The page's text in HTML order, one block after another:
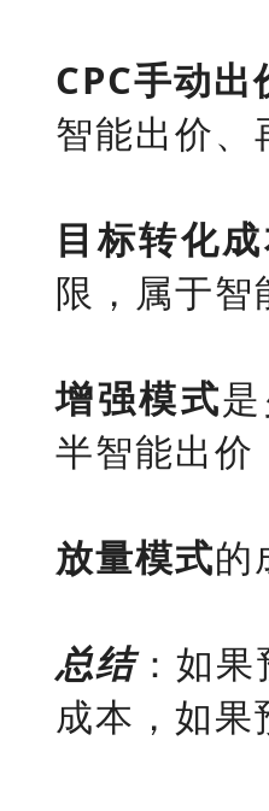
CPC手动出
智能出价
目标转化
限，属于智
增强模式
半智能出价
放量模式的
总结：如果
成本，如果